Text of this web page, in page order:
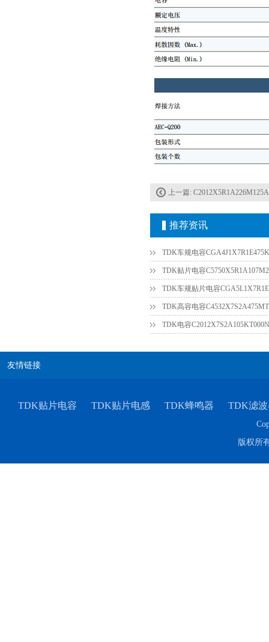
上一篇:
推荐资讯
TDK车规电容
TDK贴片电容
TDK车规贴片电容
TDK高容电容
友情链接
TDK贴片电容 TDK贴片电感 TDK蜂鸣器 TDK滤
版权所